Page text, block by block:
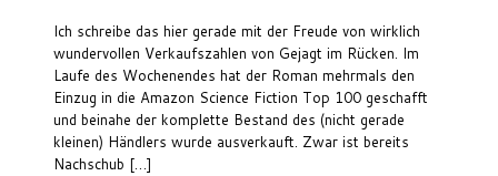
Ich schreibe das hier gerade mit der Freude von wirklich
wundervollen Verkaufszahlen von Gejagt im Rücken. Im
Laufe des Wochenendes hat der Roman mehrmals den
Einzug in die Amazon Science Fiction Top 100 geschafft
und beinahe der komplette Bestand des (nicht gerade
kleinen) Händlers wurde ausverkauft. Zwar ist bereits
Nachschub […]